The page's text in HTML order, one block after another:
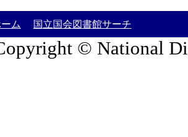
ム 国立国会図書館サーチ
© National